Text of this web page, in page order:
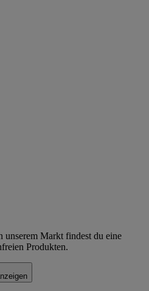
unserem Markt findest du eine
Produkten.